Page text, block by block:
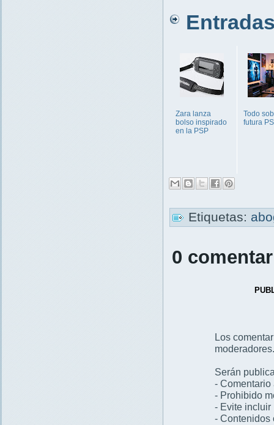
Entradas
Zara lanza
bolso inspirado
en la PSP
Todo
futura
Etiquetas:
0
Los
moderadores.
Serán
- Comentario
- Prohibido
- Evite incluir
- Contenidos